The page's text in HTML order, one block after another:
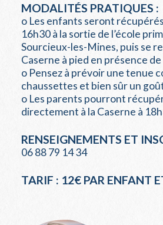
MODALITÉS PRATIQUES :
o Les enfants seront
16h30 à la sortie de l’école
Sourcieux-les-Mines, puis se
Caserne à pied en présence
o Pensez à prévoir une tenue
chaussettes et bien sûr un
o Les parents pourront
directement à la Caserne à
RENSEIGNEMENTS ET
06 88 79 14 34
TARIF : 12€ PAR ENFANT